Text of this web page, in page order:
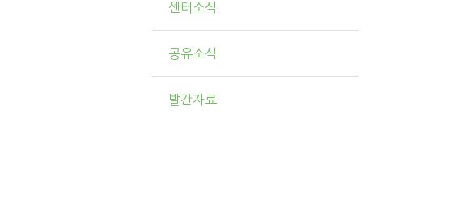
센터소식
공유소식
발간자료